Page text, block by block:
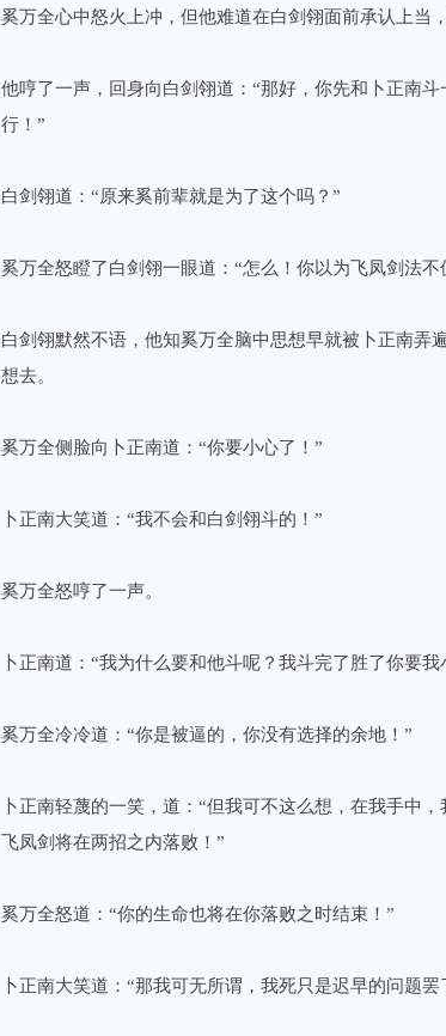
奚万全心中怒火上冲，但他难道在白剑翎面前承认上当
他哼了一声，回身向白剑翎道：“那好，你先和卜正南
行！”
白剑翎道：“原来奚前辈就是为了这个吗？”
奚万全怒瞪了白剑翎一眼道：“怎么！你以为飞凤剑法不
白剑翎默然不语，他知奚万全脑中思想早就被卜正南弄
想去。
奚万全侧脸向卜正南道：“你要小心了！”
卜正南大笑道：“我不会和白剑翎斗的！”
奚万全怒哼了一声。
卜正南道：“我为什么要和他斗呢？我斗完了胜了你要
奚万全冷冷道：“你是被逼的，你没有选择的余地！”
卜正南轻蔑的一笑，道：“但我可不这么想，在我手中
飞凤剑将在两招之内落败！”
奚万全怒道：“你的生命也将在你落败之时结束！”
卜正南大笑道：“那我可无所谓，我死只是迟早的问题